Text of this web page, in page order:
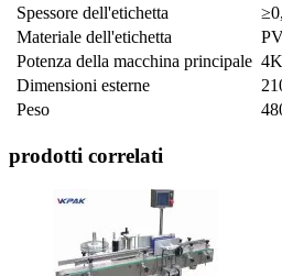
Spessore dell'etichetta
Materiale dell'etichetta
Potenza della macchina principale
Dimensioni esterne
Peso
prodotti correlati